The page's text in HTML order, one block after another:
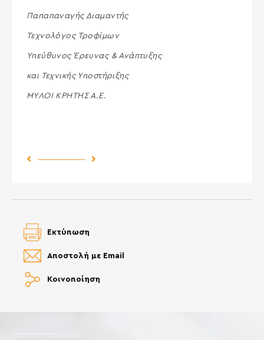
Παπαπαναγής Διαμαντής
Τεχνολόγος Τροφίμων
Υπεύθυνος Έρευνας & Ανάπτυξης
και Τεχνικής Υποστήριξης
ΜΥΛΟΙ ΚΡΗΤΗΣ Α.Ε.
Previous Post Next Post
Κοινοποίηση
Αποστολή με Email
Εκτύπωση